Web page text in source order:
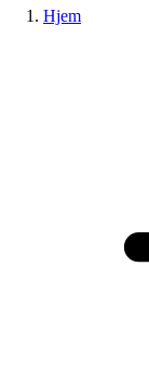
Hjem